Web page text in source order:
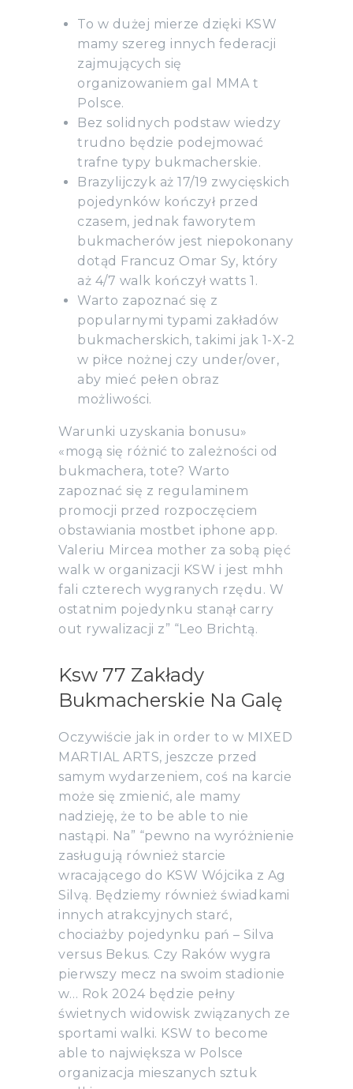
To w dużej mierze dzięki KSW
mamy szereg innych federacji
zajmujących się
organizowaniem gal MMA t
Polsce.
Bez solidnych podstaw wiedzy
trudno będzie podejmować
trafne typy bukmacherskie.
Brazylijczyk aż 17/19 zwycięskich
pojedynków kończył przed
czasem, jednak faworytem
bukmacherów jest niepokonany
dotąd Francuz Omar Sy, który
aż 4/7 walk kończył watts 1.
Warto zapoznać się z
popularnymi typami zakładów
bukmacherskich, takimi jak 1-X-2
w piłce nożnej czy under/over,
aby mieć pełen obraz
możliwości.
Warunki uzyskania bonusu»
«mogą się różnić to zależności od
bukmachera, tote? Warto
zapoznać się z regulaminem
promocji przed rozpoczęciem
obstawiania mostbet iphone app.
Valeriu Mircea mother za sobą pięć
walk w organizacji KSW i jest mhh
fali czterech wygranych rzędu. W
ostatnim pojedynku stanął carry
out rywalizacji z” “Leo Brichtą.
Ksw 77 Zakłady
Bukmacherskie Na Galę
Oczywiście jak in order to w MIXED
MARTIAL ARTS, jeszcze przed
samym wydarzeniem, coś na karcie
może się zmienić, ale mamy
nadzieję, że to be able to nie
nastąpi. Na” “pewno na wyróżnienie
zasługują również starcie
wracającego do KSW Wójcika z Ag
Silvą. Będziemy również świadkami
innych atrakcyjnych starć,
chociażby pojedynku pań – Silva
versus Bekus. Czy Raków wygra
pierwszy mecz na swoim stadionie
w… Rok 2024 będzie pełny
świetnych widowisk związanych ze
sportami walki. KSW to become
able to największa w Polsce
organizacja mieszanych sztuk